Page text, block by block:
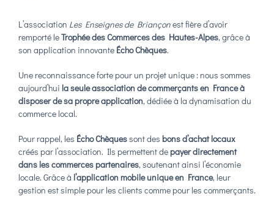
L’association Les Enseignes de Briançonest fière d’avoir
remporté leTrophée des Commerces des Hautes-Alpes, grâce à
son application innovante Écho Chèques.
Une reconnaissance forte pour un projet unique : nous sommes
aujourd’hui la seule association de commerçants en France à
disposer de sa propre application, dédiée à la dynamisation du
commerce local.
Pour rappel, les Écho Chèquessont des bons d’achat locaux
créés par l’association. Ils permettent de payer directement
dans les commerces partenaires, soutenant ainsi l’économie
locale. Grâce à l’application mobile unique en France, leur
gestion est simple pour les clients comme pour les commerçants.